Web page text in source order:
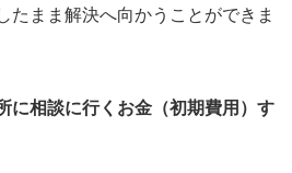
たまま解決へ向かうことができま
に相談に行くお金（初期費用）す